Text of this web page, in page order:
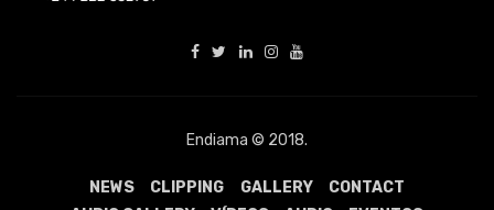
Endiama © 2018.
NEWS CLIPPING GALLERY
CONTACT